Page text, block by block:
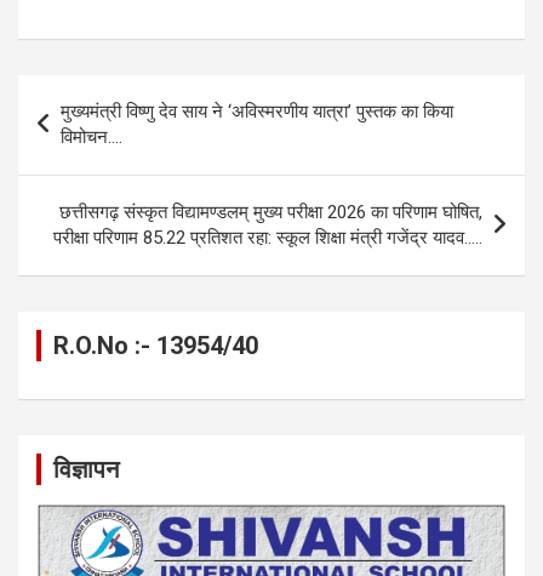
ce
b
o
o
k
se
n
g
er
at
A
p
p
e
gr
a
m
ail py
n
k
ar
e
navigation
मुख्यमंत्री विष्णु देव साय ने ‘अविस्मरणीय यात्रा’ पुस्तक का किया
विमोचन….
छत्तीसगढ़ संस्कृत विद्यामण्डलम् मुख्य परीक्षा 2026 का परिणाम घोषित,
परीक्षा परिणाम 85.22 प्रतिशत रहा: स्कूल शिक्षा मंत्री गजेंद्र यादव…..
R.O.No :- 13954/40
विज्ञापन